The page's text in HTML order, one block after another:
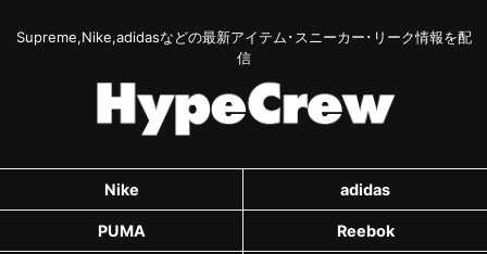
Supreme,Nike,adidasなどの最新アイテム･スニーカー･リーク情報を配
信
Nike adidas
PUMA Reebok